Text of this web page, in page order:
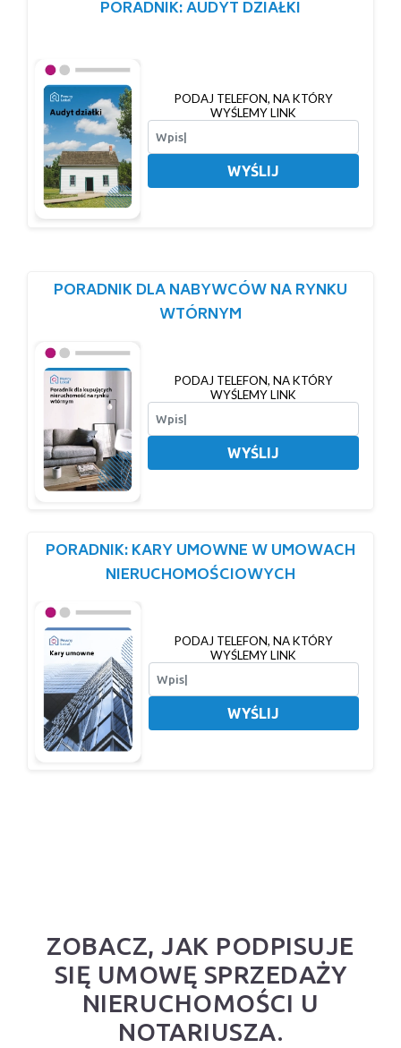
PORADNIK: AUDYT DZIAŁKI
PODAJ TELEFON, NA KTÓRY
WYŚLEMY LINK
WYŚLIJ
PORADNIK DLA NABYWCÓW NA RYNKU
WTÓRNYM
PODAJ TELEFON, NA KTÓRY
WYŚLEMY LINK
WYŚLIJ
PORADNIK: KARY UMOWNE W UMOWACH
NIERUCHOMOŚCIOWYCH
PODAJ TELEFON, NA KTÓRY
WYŚLEMY LINK
WYŚLIJ
ZOBACZ, JAK PODPISUJE
SIĘ UMOWĘ SPRZEDAŻY
NIERUCHOMOŚCI U
NOTARIUSZA.